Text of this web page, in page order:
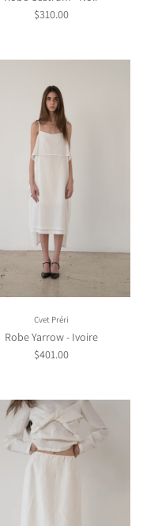
$310.00
Cvet Préri
Robe Yarrow - Ivoire
$401.00